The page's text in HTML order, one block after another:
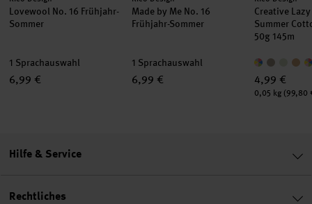
Lovewool No. 16 Frühjahr-
Sommer
1 Sprachauswahl
6,99 €
Made by Me No. 16
Frühjahr-Sommer
1 Sprachauswahl
6,99 €
Creative
Summer
50g 145m
4,99 €
Inhalt:
0,05 kg (99,80
Hilfe & Service
Rechtliches